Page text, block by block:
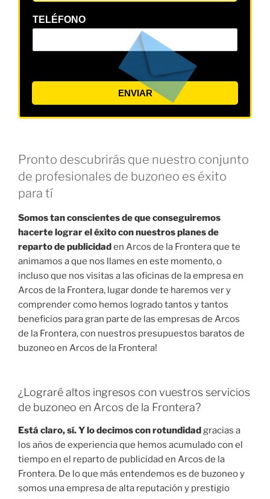
TELÉFONO
ENVIAR
Pronto descubrirás que nuestro conjunto
de profesionales de buzoneo es éxito
para tí
Somos tan conscientes de que conseguiremos
hacerte lograr el éxito con nuestros planes de
reparto de publicidaden Arcos de la Frontera que te
animamos a que nos llames en este momento, o
incluso que nos visitas a las oficinas de la empresa en
Arcos de la Frontera, lugar donde te haremos ver y
comprender como hemos logrado tantos y tantos
beneficios para gran parte de las empresas de Arcos
de la Frontera, con nuestros presupuestos baratos de
buzoneo en Arcos de la Frontera!
¿Lograré altos ingresos con vuestros servicios
de buzoneo en Arcos de la Frontera?
Está claro, sí. Y lo decimos con rotundidadgracias a
los años de experiencia que hemos acumulado con el
tiempo en el reparto de publicidad en Arcos de la
Frontera. De lo que más entendemos es de buzoneo y
somos una empresa de alta reputación y prestigio